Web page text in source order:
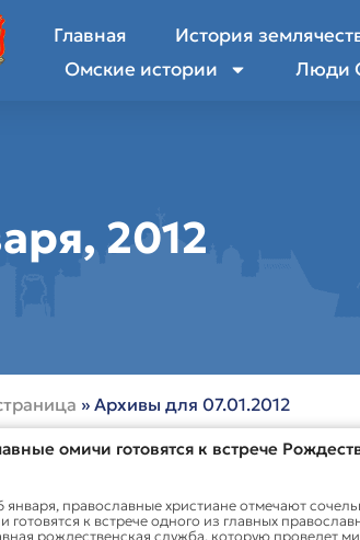
Главная История
Омские истории
Люди
2012
» Архивы для 07.01.2012
омичи готовятся к встрече
января, православные христиане отмечают
готовятся к встрече одного из главных